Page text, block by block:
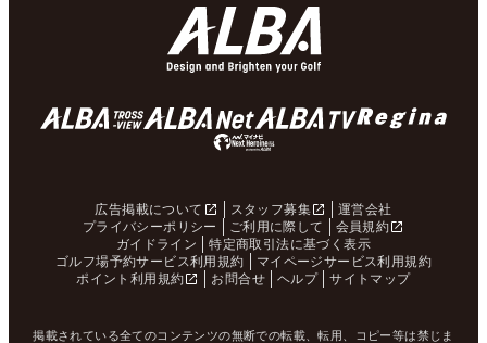
広告掲載について スタッフ募集
運営会社
プライバシーポリシー
ご利用に際して
会員規約
ガイドライン
特定商取引法に基づく表示
ゴルフ場予約サービス利用規約
マイページサービス利用規約
ポイント利用規約
お問合せ ヘルプ サイトマップ
掲載されている全てのコンテンツの無断での転載、転用、コピー等は禁じま